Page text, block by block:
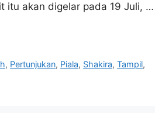
itu akan digelar pada 19 Juli, …
, Pertunjukan, Piala, Shakira,Tampil,